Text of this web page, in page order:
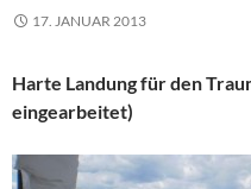
17. JANUAR 2013
Harte Landung für den
eingearbeitet)